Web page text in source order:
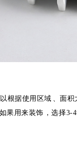
根据使用区域、面积
用来装饰，选择3-